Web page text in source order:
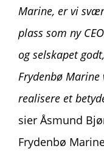
Marine, er vi
plass som ny
og selskapet
Frydenbø
realisere et
sier Åsmund
Frydenbø